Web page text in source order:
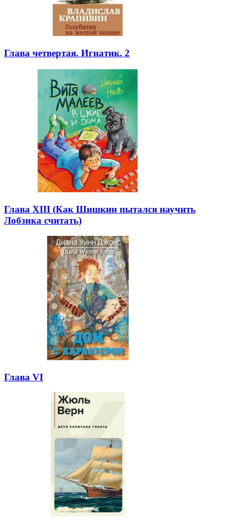
Глава четвертая. Игнатик. 2
Глава XIII (Как Шишкин пытался научить
Лобзика считать)
Глава VI